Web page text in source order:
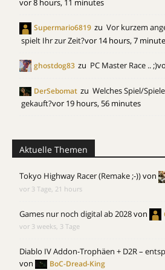
vor 8 hours, 11 minutes
Supermario6819 zu Vor kurzem
spielt Ihr zur Zeit?vor 14 hours, 7
ghostdog83 zu PC Master Race .. ;)
DerSebomat zu Welches Spiel/
gekauft?vor 19 hours, 56 minutes
Aktuelle Themen
Tokyo Highway Racer (Remake ;-))von
vor 3 Tage, 21 hours
Games nur noch digital ab 2028von
vor 3 weeks, 3 Tage
Diablo IV Addon-Trophäen + D2R –
von
BoC-Dread-King